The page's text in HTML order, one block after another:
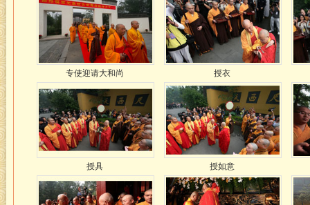
专使迎请大和尚 授衣
授具 授如意